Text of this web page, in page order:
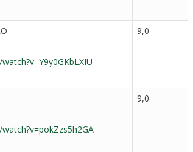
9,0
9,0